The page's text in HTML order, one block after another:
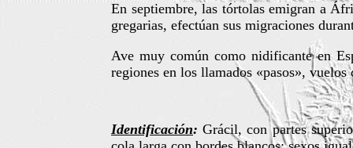
En septiembre, las tórtolas emigran a
gregarias, efectúan sus migraciones
Ave muy común como nidificante en
regiones en los llamados «pasos»,
Identificación: Grácil, con partes